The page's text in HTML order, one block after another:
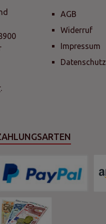
.
AGB
Widerruf
Impressum
Datenschutz